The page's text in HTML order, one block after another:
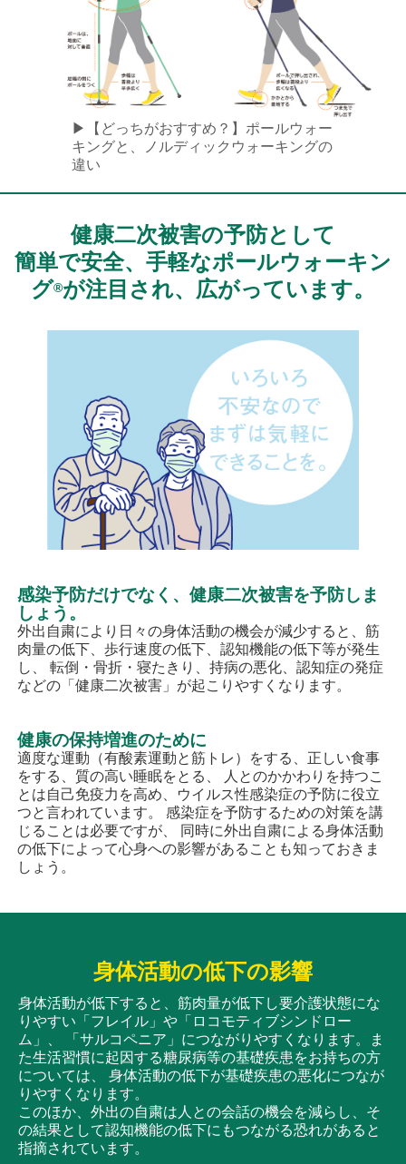
▶【どっちがおすすめ？】ポールウォー
キングと、ノルディックウォーキングの
違い
健康二次被害の予防として
簡単で安全、手軽なポールウォーキン
グ®が注目され、広がっています。
感染予防だけでなく、健康二次被害を予防しま
しょう。
外出自粛により日々の身体活動の機会が減少すると、筋
肉量の低下、歩行速度の低下、認知機能の低下等が発生
し、 転倒・骨折・寝たきり、持病の悪化、認知症の発症
などの「健康二次被害」が起こりやすくなります。
健康の保持増進のために
適度な運動（有酸素運動と筋トレ）をする、正しい食事
をする、質の高い睡眠をとる、 人とのかかわりを持つこ
とは自己免疫力を高め、ウイルス性感染症の予防に役立
つと言われています。 感染症を予防するための対策を講
じることは必要ですが、 同時に外出自粛による身体活動
の低下によって心身への影響があることも知っておきま
しょう。
身体活動の低下の影響
身体活動が低下すると、筋肉量が低下し要介護状態にな
りやすい「フレイル」や「ロコモティブシンドロー
ム」、 「サルコペニア」につながりやすくなります。ま
た生活習慣に起因する糖尿病等の基礎疾患をお持ちの方
については、 身体活動の低下が基礎疾患の悪化につなが
りやすくなります。
このほか、外出の自粛は人との会話の機会を減らし、そ
の結果として認知機能の低下にもつながる恐れがあると
指摘されています。